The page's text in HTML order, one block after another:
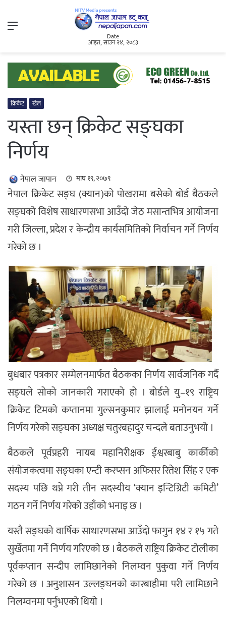
Menu
Date
आइत, साउन २४, २०८३
क्रिकेट खेल
यस्ता छन् क्रिकेट सङ्घका
निर्णय
नेपाल जापान माघ १९, २०७९
नेपाल क्रिकेट सङ्घ (क्यान)को पोखरामा बसेको बोर्ड बैठकले
सङ्घको विशेष साधारणसभा आउँदो जेठ मसान्तभित्र आयोजना
गरी जिल्ला, प्रदेश र केन्द्रीय कार्यसमितिको निर्वाचन गर्ने निर्णय
गरेको छ ।
बुधबार पत्रकार सम्मेलनमार्फत बैठकका निर्णय सार्वजनिक गर्दै
सङ्घले सोको जानकारी गराएको हो । बोर्डले यु–१९ राष्ट्रिय
क्रिकेट टिमको कप्तानमा गुल्सनकुमार झालाई मनोनयन गर्ने
निर्णय गरेको सङ्घका अध्यक्ष चतुरबहादुर चन्दले बताउनुभयो ।
बैठकले पूर्वप्रहरी नायब महानिरीक्षक ईश्वरबाबु कार्कीको
संयोजकत्वमा सङ्घका एन्टी करप्सन अफिसर रितेश सिंह र एक
सदस्य पछि थप्ने गरी तीन सदस्यीय ‘क्यान इन्टिग्रिटी कमिटी’
गठन गर्ने निर्णय गरेको उहाँको भनाइ छ ।
यस्तै सङ्घको वार्षिक साधारणसभा आउँदो फागुन १४ र १५ गते
सुर्खेतमा गर्ने निर्णय गरिएको छ । बैठकले राष्ट्रिय क्रिकेट टोलीका
पूर्वकप्तान सन्दीप लामिछानेको निलम्वन पुकुवा गर्ने निर्णय
गरेको छ । अनुशासन उल्लङ्घनको कारबाहीमा परी लामिछाने
निलम्वनमा पर्नुभएको थियो ।